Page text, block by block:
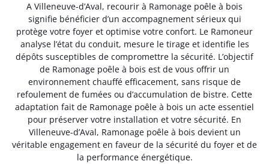
A Villeneuve-d’Aval, recourir à Ramonage poêle à bois
signifie bénéficier d’un accompagnement sérieux qui
protège votre foyer et optimise votre confort. Le Ramoneur
analyse l’état du conduit, mesure le tirage et identifie les
dépôts susceptibles de compromettre la sécurité. L’objectif
de Ramonage poêle à bois est de vous offrir un
environnement chauffé efficacement, sans risque de
refoulement de fumées ou d’accumulation de bistre. Cette
adaptation fait de Ramonage poêle à bois un acte essentiel
pour préserver votre installation et votre sécurité. En
Villeneuve-d’Aval, Ramonage poêle à bois devient un
véritable engagement en faveur de la sécurité du foyer et de
la performance énergétique.